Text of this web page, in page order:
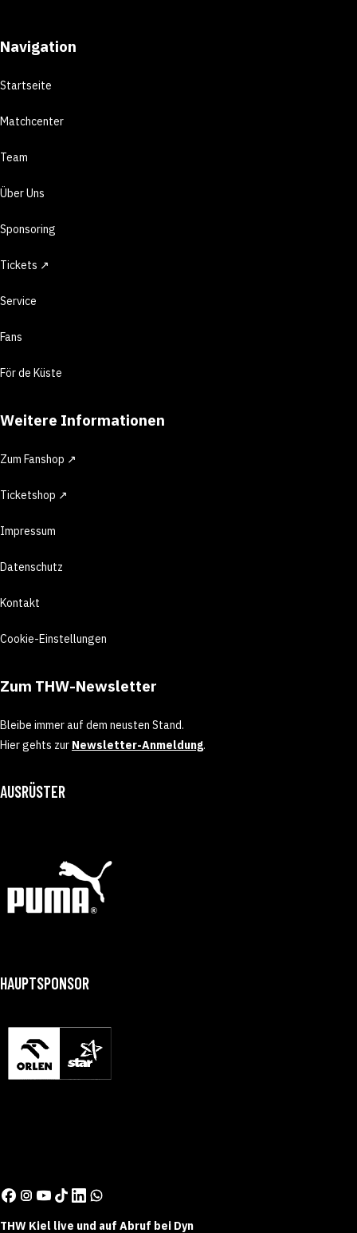
Navigation
Startseite
Matchcenter
Team
Über Uns
Sponsoring
Tickets ↗
Service
Fans
För de Küste
Weitere Informationen
Zum Fanshop ↗
Ticketshop ↗
Impressum
Datenschutz
Kontakt
Cookie-Einstellungen
Zum THW-Newsletter
Bleibe immer auf dem neusten Stand.
Hier gehts zur Newsletter-Anmeldung.
AUSRÜSTER
HAUPTSPONSOR
THW Kiel live und auf Abruf bei Dyn